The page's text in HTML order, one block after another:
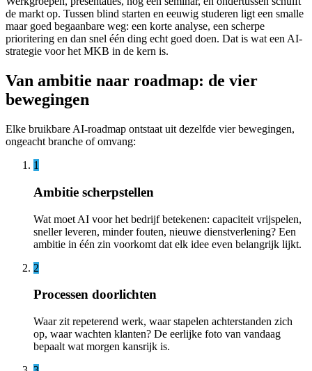
de markt op. Tussen blind starten en eeuwig studeren ligt een smalle
maar goed begaanbare weg: een korte analyse, een scherpe
prioritering en dan snel één ding echt goed doen. Dat is wat een AI-
strategie voor het MKB in de kern is.
Van ambitie naar roadmap: de vier
bewegingen
Elke bruikbare AI-roadmap ontstaat uit dezelfde vier bewegingen,
ongeacht branche of omvang:
1
Ambitie scherpstellen
Wat moet AI voor het bedrijf betekenen: capaciteit vrijspelen,
sneller leveren, minder fouten, nieuwe dienstverlening? Een
ambitie in één zin voorkomt dat elk idee even belangrijk lijkt.
2
Processen doorlichten
Waar zit repeterend werk, waar stapelen achterstanden zich
op, waar wachten klanten? De eerlijke foto van vandaag
bepaalt wat morgen kansrijk is.